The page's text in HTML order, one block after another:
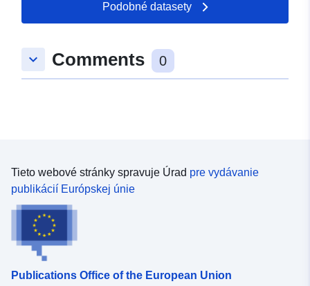
Podobné datasety
keyboard_arrow_down Comments 0
Tieto webové stránky spravuje Úrad pre vydávanie
publikácií Európskej únie
Publications Office of the European Union